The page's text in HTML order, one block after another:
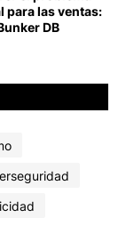
para las ventas:
DB